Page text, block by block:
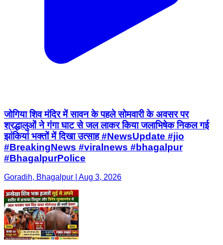
जोगिया शिव मंदिर में सावन के पहले सोमवारी के अवसर पर
श्रद्धालुओं ने गंगा घाट से जल लाकर किया जलाभिषेक निकल गई
झांकियां भक्तों में दिखा उत्साह #NewsUpdate #jio
#BreakingNews #viralnews #bhagalpur
#BhagalpurPolice
Goradih, Bhagalpur | Aug 3, 2026